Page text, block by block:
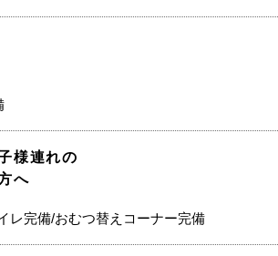
様連れの
へ
レ完備/おむつ替えコーナー完備